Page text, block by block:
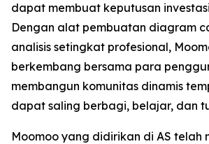
dapat membuat keputusan
Dengan alat pembuatan diagram
analisis setingkat profesional,
berkembang bersama para
membangun komunitas dinamis
dapat saling berbagi, belajar, dan
Moomoo yang didirikan di AS telah